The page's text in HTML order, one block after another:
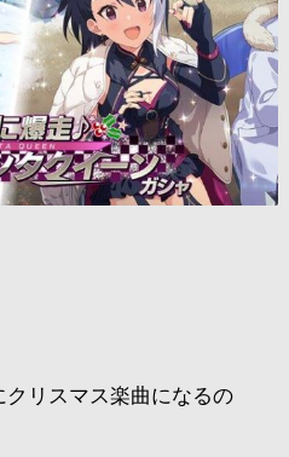
リスマス楽曲になるの